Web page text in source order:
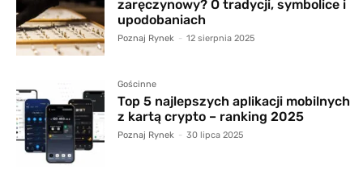
zaręczynowy? O tradycji, symbolice i
upodobaniach
Poznaj Rynek - 12 sierpnia 2025
Gościnne
Top 5 najlepszych aplikacji mobilnych
z kartą crypto – ranking 2025
Poznaj Rynek - 30 lipca 2025